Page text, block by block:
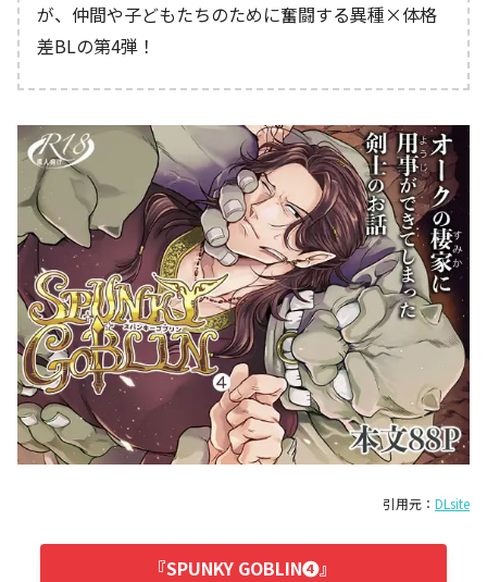
が、仲間や子どもたちのために奮闘する異種×体格
差BLの第4弾！
引用元： DLsite
『SPUNKY GOBLIN❹』